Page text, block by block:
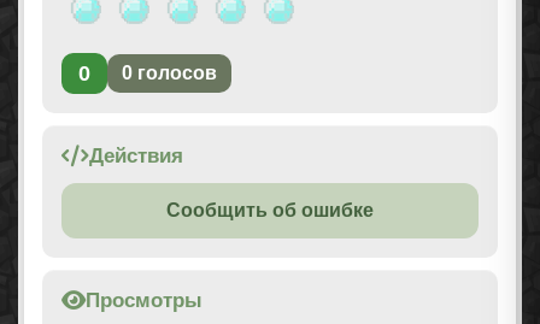
0 0 голосов
Действия
Сообщить об ошибке
Просмотры